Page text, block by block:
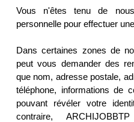
Vous n'êtes tenu de
personnelle pour effectuer
Dans certaines zones de
peut vous demander des
que nom, adresse postale,
téléphone, informations de
pouvant révéler votre
contraire,